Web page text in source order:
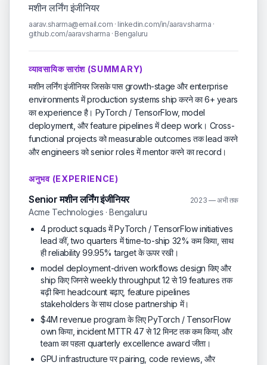
मशीन लर्निंग इंजीनियर
aarav.sharma@email.com · linkedin.com/in/aaravsharma ·
github.com/aaravsharma · Bengaluru
व्यावसायिक सारांश (SUMMARY)
मशीन लर्निंग इंजीनियर जिसके पास growth-stage और enterprise
environments में production systems ship करने का 6+ years
का experience है। PyTorch / TensorFlow, model
deployment, और feature pipelines में deep work। Cross-
functional projects को measurable outcomes तक lead करने
और engineers को senior roles में mentor करने का record।
अनुभव (EXPERIENCE)
Senior मशीन लर्निंग इंजीनियर 2023 — अभी तक
Acme Technologies · Bengaluru
4 product squads में PyTorch / TensorFlow initiatives
lead कीं, two quarters में time-to-ship 32% कम किया, साथ
ही reliability 99.95% target के ऊपर रखी।
model deployment-driven workflows design किए और
ship किए जिनसे weekly throughput 12 से 19 features तक
बढ़ी बिना headcount बढ़ाए, feature pipelines
stakeholders के साथ close partnership में।
$4M revenue program के लिए PyTorch / TensorFlow
own किया, incident MTTR 47 से 12 मिनट तक कम किया, और
team का पहला quarterly excellence award जीता।
GPU infrastructure पर pairing, code reviews, और